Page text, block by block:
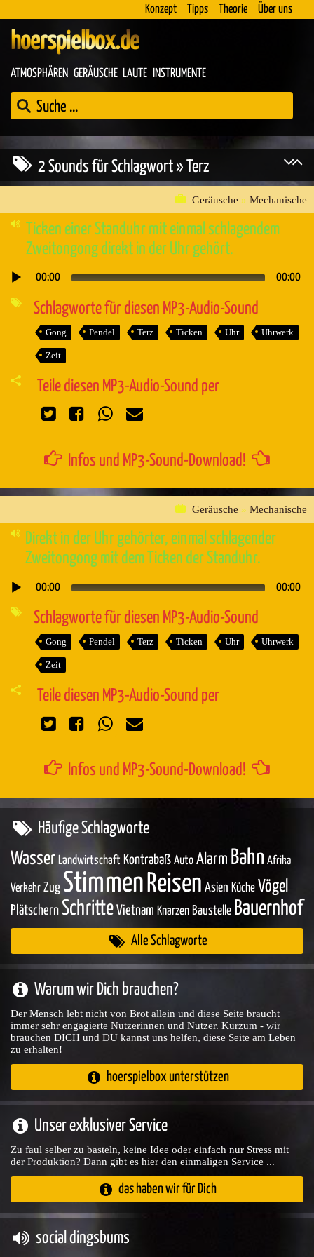
Konzept Tipps Theorie Über uns
hoerspielbox.de
ATMOSPHÄREN GERÄUSCHE LAUTE INSTRUMENTE
2 Sounds für Schlagwort » Terz
Geräusche » Mechanische
Ticken einer Standuhr mit einmal schlagendem
Zweitongong direkt in der Uhr gehört.
Audio-
00:00 00:00
Schlagworte für diesen MP3-Audio-Sound
Gong Pendel Terz Ticken Uhr Uhrwerk
Zeit
Teile diesen MP3-Audio-Sound per
Infos und MP3-Sound-Download!
Geräusche » Mechanische
Direkt in der Uhr gehörter, einmal schlagender
Zweitongong mit dem Ticken der Standuhr.
Audio-
00:00 00:00
Schlagworte für diesen MP3-Audio-Sound
Gong Pendel Terz Ticken Uhr Uhrwerk
Zeit
Teile diesen MP3-Audio-Sound per
Infos und MP3-Sound-Download!
Häufige Schlagworte
Wasser Landwirtschaft Kontrabaß Auto Alarm Bahn Afrika
Verkehr Zug Stimmen Reisen Asien Küche Vögel
Plätschern Schritte Vietnam Knarzen Baustelle Bauernhof
Alle Schlagworte
Warum wir Dich brauchen?
Der Mensch lebt nicht von Brot allein und diese Seite braucht
immer sehr engagierte Nutzerinnen und Nutzer. Kurzum - wir
brauchen DICH und DU kannst uns helfen, diese Seite am Leben
zu erhalten!
hoerspielbox unterstützen
Unser exklusiver Service
Zu faul selber zu basteln, keine Idee oder einfach nur Stress mit
der Produktion? Dann gibt es hier den einmaligen Service ...
das haben wir für Dich
social dingsbums